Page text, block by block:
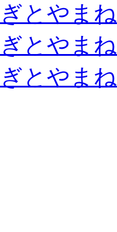
とやま
とやま
とやま